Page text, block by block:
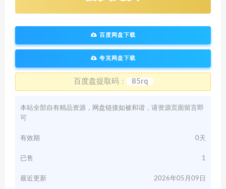
百度网盘下载
夸克网盘下载
百度盘提取码： 85rq
本站全部自有精品资源，网盘链接如被和谐，请资源页面留言即
可
有效期 0天
已售 1
最近更新 2026年05月09日